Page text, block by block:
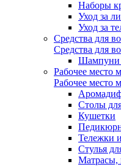
Наборы
Уход за
Уход за
Средства для
Средства для
Шампуни
Рабочее место
Рабочее место
Столы
Кушетки
Тележки
Стулья
Матрасы,